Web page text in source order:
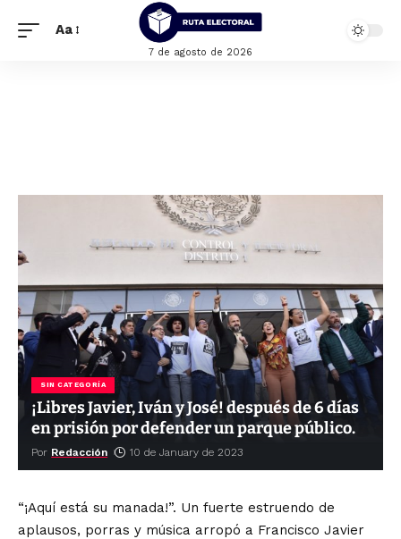
Aa
7 de agosto de 2026
SIN CATEGORÍA
¡Libres Javier, Iván y José! después de 6 días
en prisión por defender un parque público.
Por Redacción 10 de January de 2023
“¡Aquí está su manada!”. Un fuerte estruendo de
aplausos, porras y música arropó a Francisco Javier